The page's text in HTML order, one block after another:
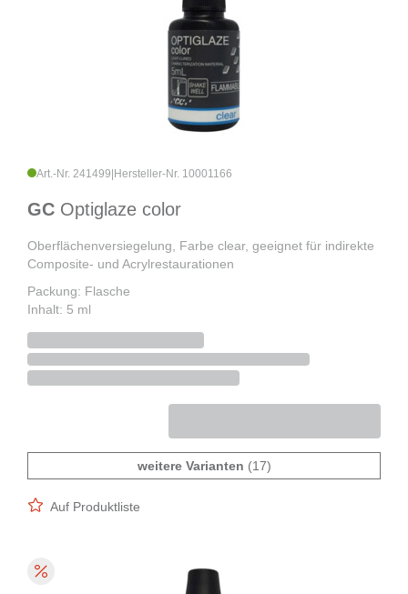
Art.-Nr. 241499 Hersteller-Nr. 10001166
GC Optiglaze color
Oberflächenversiegelung, Farbe clear, geeignet für indirekte
Composite- und Acrylrestaurationen
Packung: Flasche
Inhalt: 5 ml
weitere Varianten (17)
Auf Produktliste